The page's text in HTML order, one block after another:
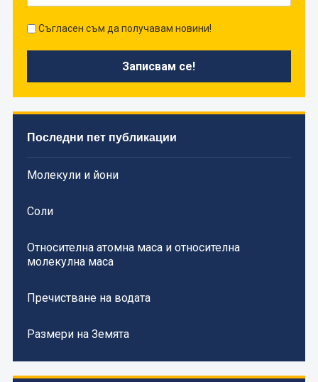
Съгласен съм да получавам новини!
Последни пет публикации
Молекули и йони
Соли
Относителна атомна маса и относителна
молекулна маса
Пречистване на водата
Размери на Земята